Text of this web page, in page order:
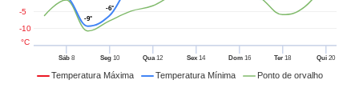
forma
digital
Temperatura Máxima Temperatura Mínima Ponto de orvalho
Sáb8 Seg10 Qua12 Sex 14 Dom16 Ter 18 Qui 20
-10
-5
°C
-9°
-6°